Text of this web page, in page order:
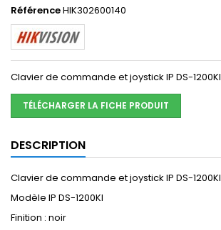
RéférenceHIK302600140
Clavier de commande et joystick IP DS-1200KI
TÉLÉCHARGER LA FICHE PRODUIT
DESCRIPTION
Clavier de commande et joystick IP DS-1200KI
Modèle IP DS-1200KI
Finition : noir